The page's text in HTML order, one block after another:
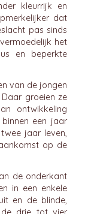
kleurrijk en
dat
pas sinds
het
en beperkte
van de jongen
groeien ze
ontwikkeling
een jaar
jaar leven,
op de
de onderkant
in een enkele
en de blinde,